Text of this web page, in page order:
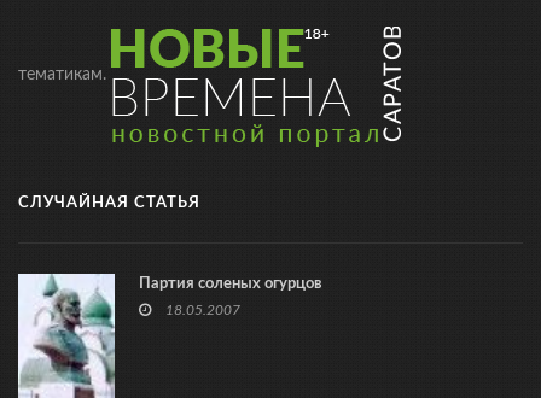
тематикам.
СЛУЧАЙНАЯ СТАТЬЯ
Партия соленых огурцов
18.05.2007